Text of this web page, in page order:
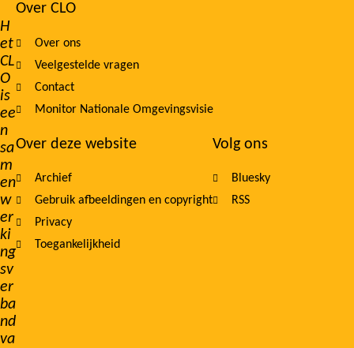
H
et
CL
O
is
ee
n
sa
m
en
w
er
ki
ng
sv
er
ba
nd
va
Footer
navigation
Over CLO
Over ons
Veelgestelde vragen
Contact
Monitor Nationale Omgevingsvisie
Over deze website
Archief
Gebruik afbeeldingen en copyright
Privacy
Toegankelijkheid
Volg ons
Bluesky
RSS